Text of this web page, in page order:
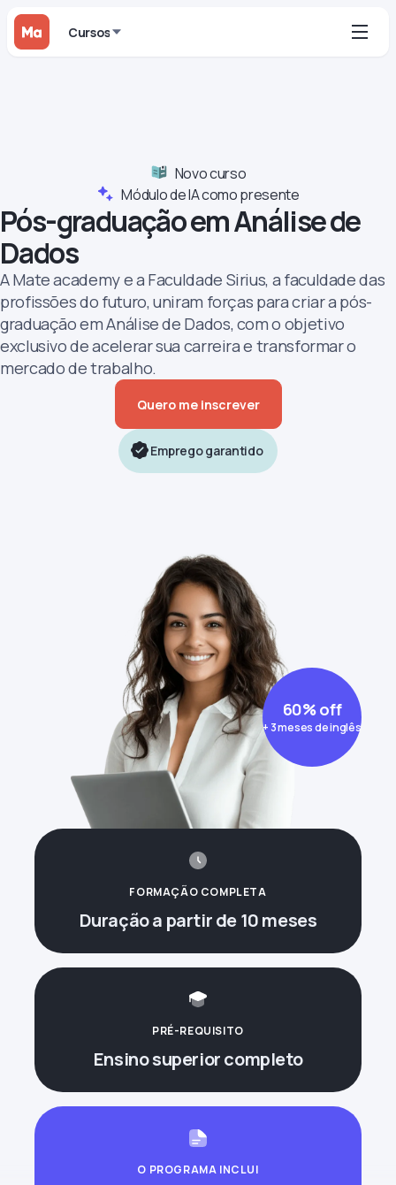
Cursos
Novo curso
Módulo de IA como presente
Pós-graduação em Análise de
Dados
A Mate academy e a Faculdade Sirius, a faculdade das
profissões do futuro, uniram forças para criar a pós-
graduação em Análise de Dados, com o objetivo
exclusivo de acelerar sua carreira e transformar o
mercado de trabalho.
Quero me inscrever
Emprego garantido
60% off
+ 3 meses de inglês
FORMAÇÃO COMPLETA
Duração a partir de 10 meses
PRÉ-REQUISITO
Ensino superior completo
O PROGRAMA INCLUI